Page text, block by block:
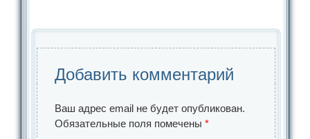
Добавить комментарий
Ваш адрес email не будет опубликован.
Обязательные поля помечены*